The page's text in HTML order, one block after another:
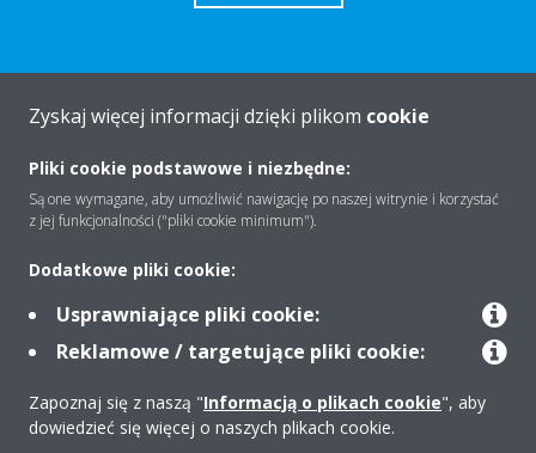
O firmie
Rozwiązania
Kontakt
Produkty
Zyskaj więcej informacji dzięki plikom cookie
Pliki cookie podstawowe i niezbędne:
Są one wymagane, aby umożliwić nawigację po naszej witrynie i korzystać
z jej funkcjonalności ("pliki cookie minimum").
Dodatkowe pliki cookie:
Usprawniające pliki cookie:
Reklamowe / targetujące pliki cookie:
Zapoznaj się z naszą "Informacją o plikach cookie", aby
dowiedzieć się więcej o naszych plikach cookie.